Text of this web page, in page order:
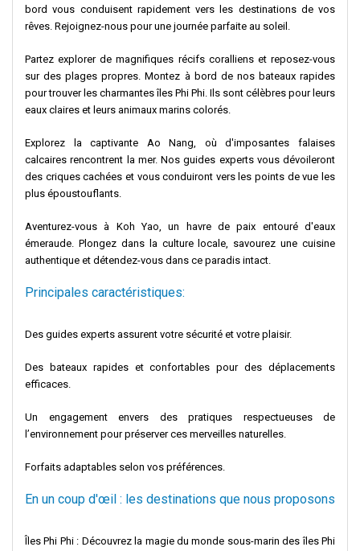
bord vous conduisent rapidement vers les destinations de vos
rêves. Rejoignez-nous pour une journée parfaite au soleil.
Partez explorer de magnifiques récifs coralliens et reposez-vous
sur des plages propres. Montez à bord de nos bateaux rapides
pour trouver les charmantes îles Phi Phi. Ils sont célèbres pour leurs
eaux claires et leurs animaux marins colorés.
Explorez la captivante Ao Nang, où d'imposantes falaises
calcaires rencontrent la mer. Nos guides experts vous dévoileront
des criques cachées et vous conduiront vers les points de vue les
plus époustouflants.
Aventurez-vous à Koh Yao, un havre de paix entouré d'eaux
émeraude. Plongez dans la culture locale, savourez une cuisine
authentique et détendez-vous dans ce paradis intact.
Principales caractéristiques:
Des guides experts assurent votre sécurité et votre plaisir.
Des bateaux rapides et confortables pour des déplacements
efficaces.
Un engagement envers des pratiques respectueuses de
l’environnement pour préserver ces merveilles naturelles.
Forfaits adaptables selon vos préférences.
En un coup d'œil : les destinations que nous proposons
Îles Phi Phi : Découvrez la magie du monde sous-marin des îles Phi